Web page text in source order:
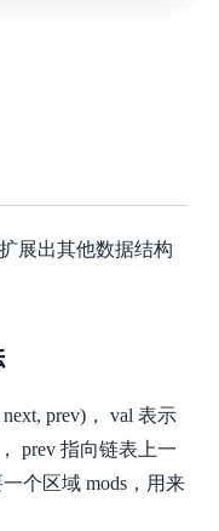
展出其他数据结构
prev)， val 表示
prev 指向链表上一
个区域 mods，用来